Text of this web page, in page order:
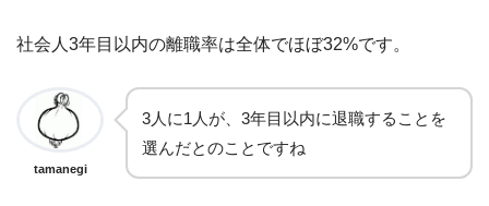
社会人3年目以内の離職率は全体でほぼ32%です。
tamanegi
3人に1人が、3年目以内に退職することを
選んだとのことですね